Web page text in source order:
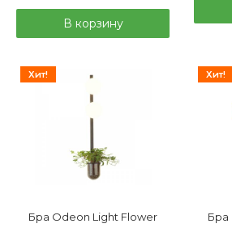
В корзину
Хит!
Бра Odeon Light Flower
Хит!
Бра